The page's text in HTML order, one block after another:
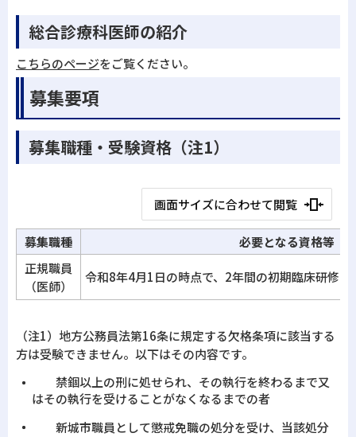
総合診療科医師の紹介
こちらのページをご覧ください。
募集要項
募集職種・受験資格（注1）
画面サイズに合わせて閲覧
募集職種
必要となる資格等
正規職員
（医師）
令和8年4月1日の時点で、2年間の初期臨床研修を
（注1）地方公務員法第16条に規定する欠格条項に該当する
方は受験できません。以下はその内容です。
禁錮以上の刑に処せられ、その執行を終わるまで又
はその執行を受けることがなくなるまでの者
新城市職員として懲戒免職の処分を受け、当該処分